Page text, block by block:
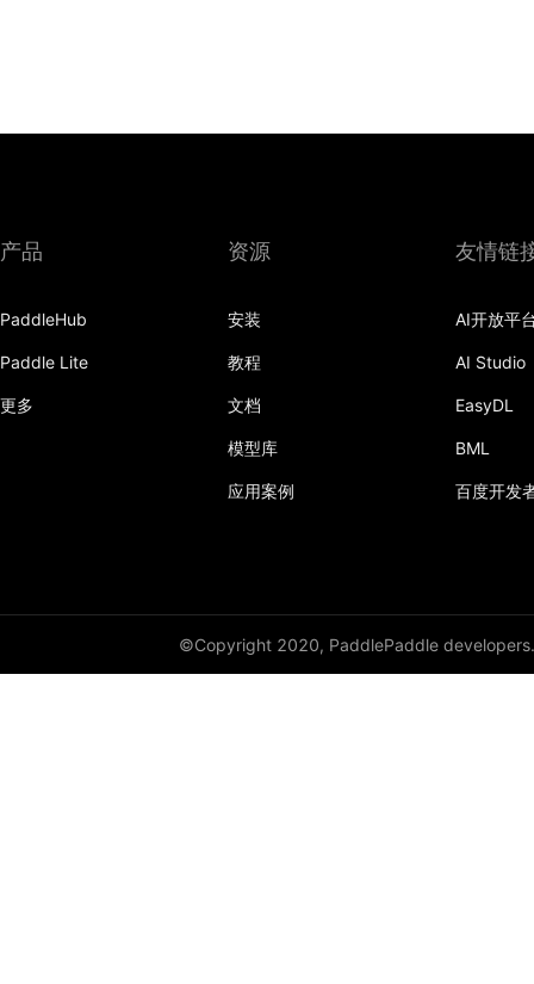
产品
PaddleHub
Paddle Lite
更多
资源
安装
教程
文档
模型库
应用案例
友情链
AI开放平
AI Studio
EasyDL
BML
百度开发
©Copyright 2020, PaddlePaddle developers.